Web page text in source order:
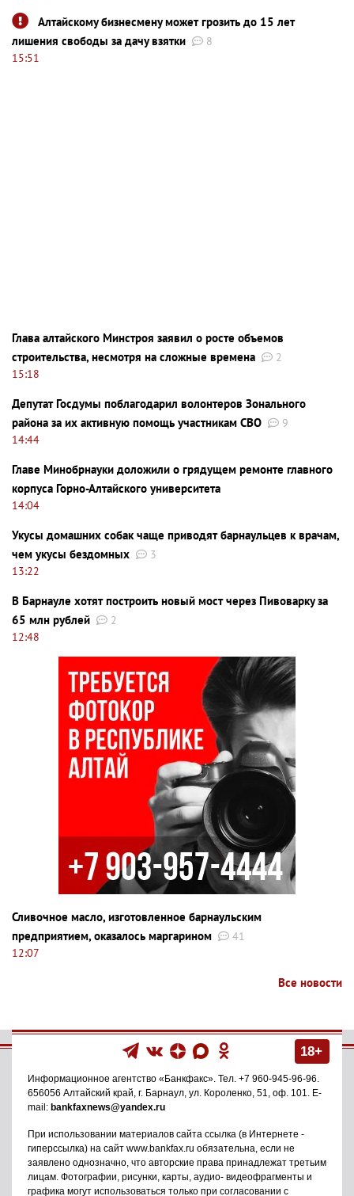
Алтайскому бизнесмену может грозить до 15 лет
лишения свободы за дачу взятки
8
15:51
Глава алтайского Минстроя заявил о росте объемов
строительства, несмотря на сложные времена
2
15:18
Депутат Госдумы поблагодарил волонтеров Зонального
района за их активную помощь участникам СВО
9
14:44
Главе Минобрнауки доложили о грядущем ремонте главного
корпуса Горно-Алтайского университета
14:04
Укусы домашних собак чаще приводят барнаульцев к врачам,
чем укусы бездомных
3
13:22
В Барнауле хотят построить новый мост через Пивоварку за
65 млн рублей
2
12:48
Сливочное масло, изготовленное барнаульским
предприятием, оказалось маргарином
41
12:07
Все новости
18+
Информационное агентство «Банкфакс». Тел. +7 960-945-96-96.
656056 Алтайский край, г. Барнаул, ул. Короленко, 51, оф. 101. E-
mail: bankfaxnews@yandex.ru
При использовании материалов сайта ссылка (в Интернете -
гиперссылка) на сайт www.bankfax.ru обязательна, если не
заявлено однозначно, что авторские права принадлежат третьим
лицам. Фотографии, рисунки, карты, аудио- видеофрагменты и
графика могут использоваться только при согласовании с